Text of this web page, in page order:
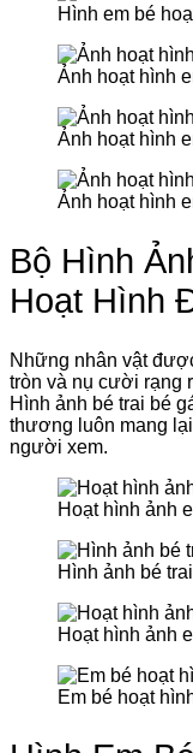
Hình em bé
Ảnh hoạt hình
Ảnh hoạt hình
Ảnh hoạt hình
Bộ Hình
Hoạt Hình
Những nhân vật
tròn và nụ cười rạng
Hình ảnh bé trai bé
thương luôn mang
người xem.
Hoạt hình ảnh
Hình ảnh bé
Hoạt hình ảnh
Em bé hoạt